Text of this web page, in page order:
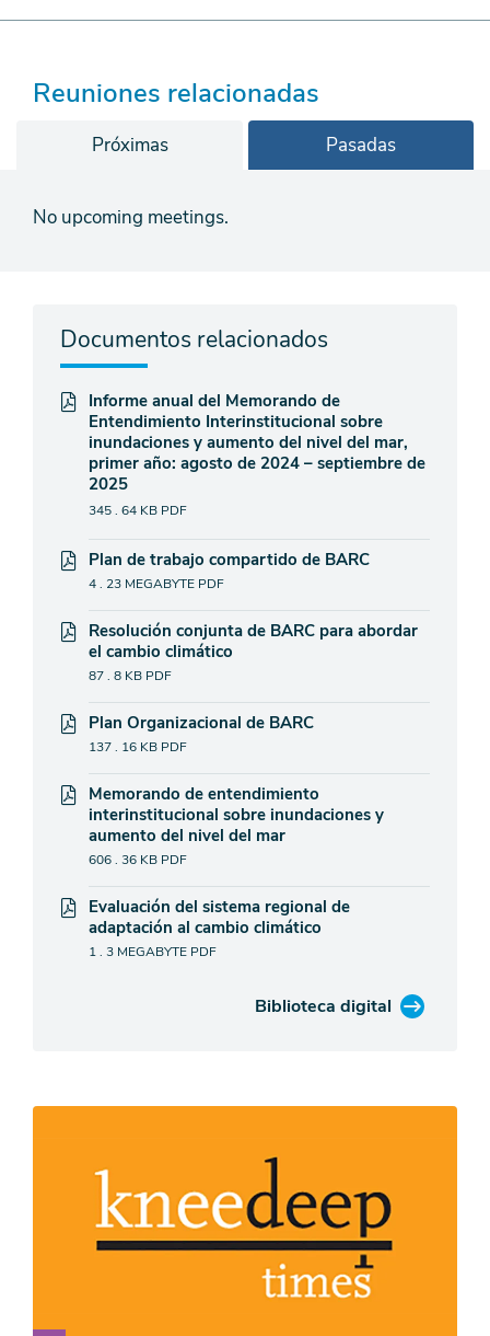
Reuniones relacionadas
Próximas Pasadas
No upcoming meetings.
Documentos relacionados
Informe anual del Memorando de
Entendimiento Interinstitucional sobre
inundaciones y aumento del nivel del mar,
primer año: agosto de 2024 – septiembre de
2025
345 . 64 KB PDF
Plan de trabajo compartido de BARC
4 . 23 MEGABYTE PDF
Resolución conjunta de BARC para abordar
el cambio climático
87 . 8 KB PDF
Plan Organizacional de BARC
137 . 16 KB PDF
Memorando de entendimiento
interinstitucional sobre inundaciones y
aumento del nivel del mar
606 . 36 KB PDF
Evaluación del sistema regional de
adaptación al cambio climático
1 . 3 MEGABYTE PDF
Biblioteca digital